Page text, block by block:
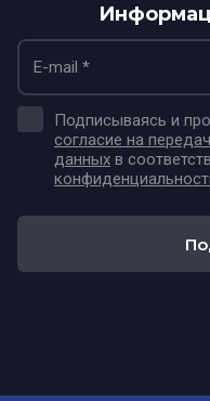
Подписываясь и
согласие на
данных в